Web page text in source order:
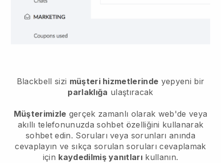
Blackbell sizi müşteri hizmetlerinde yepyeni bir
parlaklığa ulaştıracak
Müşterimizle gerçek zamanlı olarak web'de veya
akıllı telefonunuzda sohbet özelliğini kullanarak
sohbet edin. Soruları veya sorunları anında
cevaplayın ve sıkça sorulan soruları cevaplamak
için kaydedilmiş yanıtları kullanın.